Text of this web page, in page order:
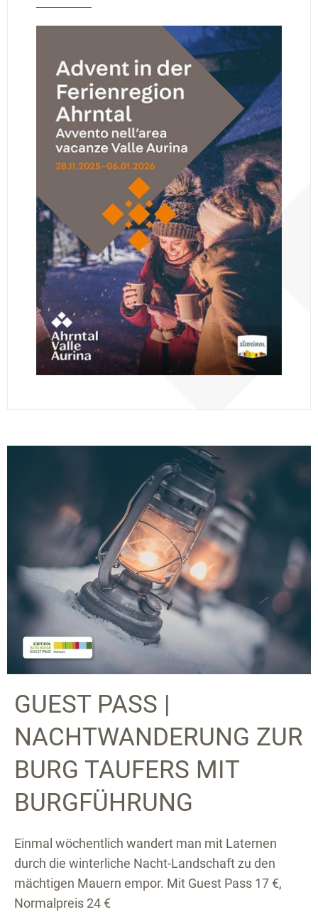
GUEST PASS |
NACHTWANDERUNG ZUR
BURG TAUFERS MIT
BURGFÜHRUNG
Einmal wöchentlich wandert man mit Laternen
durch die winterliche Nacht-Landschaft zu den
mächtigen Mauern empor. Mit Guest Pass 17 €,
Normalpreis 24 €